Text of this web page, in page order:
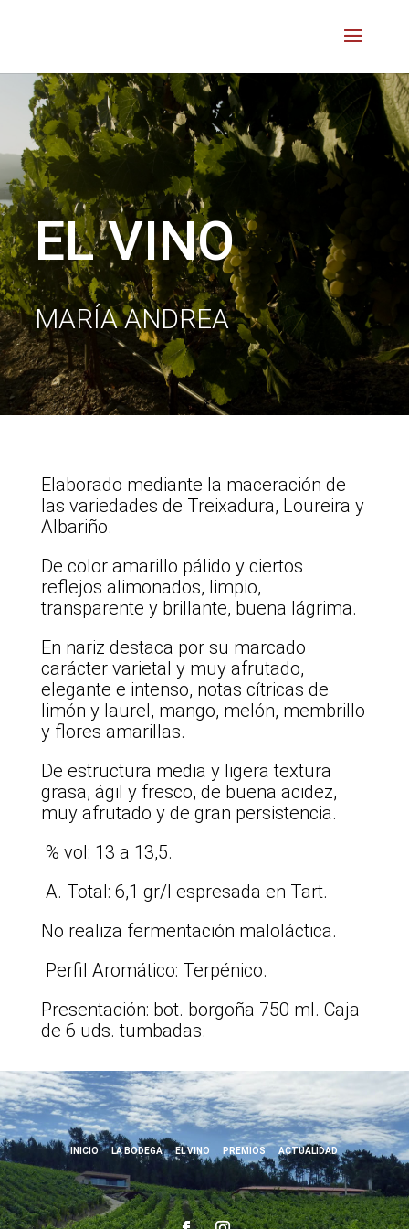
EL VINO
MARÍA ANDREA
Elaborado mediante la maceración de
las variedades de Treixadura, Loureira y
Albariño.
De color amarillo pálido y ciertos
reflejos alimonados, limpio,
transparente y brillante, buena lágrima.
En nariz destaca por su marcado
carácter varietal y muy afrutado,
elegante e intenso, notas cítricas de
limón y laurel, mango, melón, membrillo
y flores amarillas.
De estructura media y ligera textura
grasa, ágil y fresco, de buena acidez,
muy afrutado y de gran persistencia.
% vol: 13 a 13,5.
A. Total: 6,1 gr/l espresada en Tart.
No realiza fermentación maloláctica.
Perfil Aromático: Terpénico.
Presentación: bot. borgoña 750 ml. Caja
de 6 uds. tumbadas.
INICIO LA BODEGA EL VINO PREMIOS ACTUALIDAD